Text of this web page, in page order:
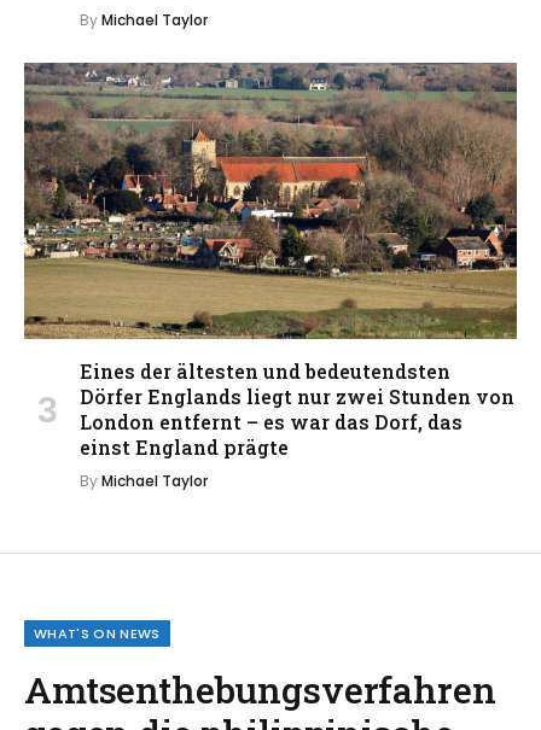
ByMichael Taylor
Eines der ältesten und bedeutendsten
Dörfer Englands liegt nur zwei Stunden von
London entfernt – es war das Dorf, das
einst England prägte
ByMichael Taylor
WHAT'S ON NEWS
Amtsenthebungsverfahren